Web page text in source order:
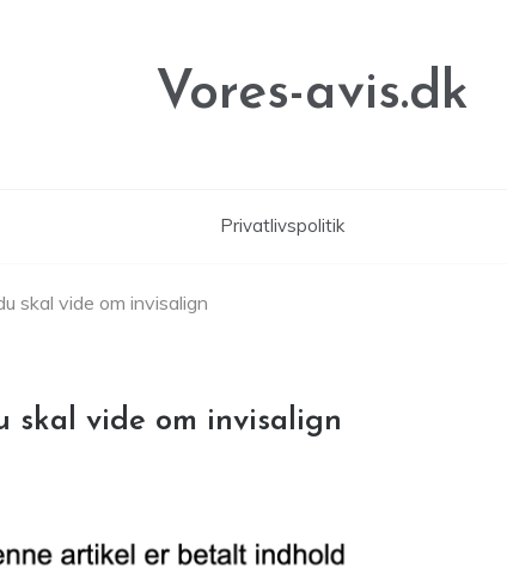
Vores-avis.dk
Privatlivspolitik
skal vide om invisalign
skal vide om invisalign